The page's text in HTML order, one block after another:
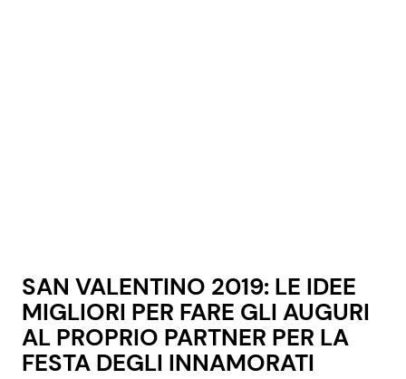
Pubblicità
Privacy Policy
SAN VALENTINO 2019: LE IDEE
MIGLIORI PER FARE GLI AUGURI
AL PROPRIO PARTNER PER LA
FESTA DEGLI INNAMORATI